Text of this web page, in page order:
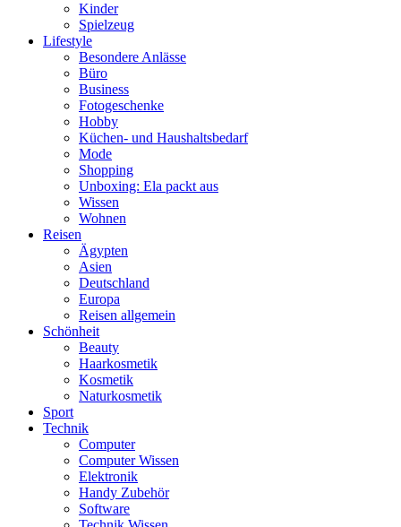
Kinder
Spielzeug
Lifestyle
Besondere Anlässe
Büro
Business
Fotogeschenke
Hobby
Küchen- und Haushaltsbedarf
Mode
Shopping
Unboxing: Ela packt aus
Wissen
Wohnen
Reisen
Ägypten
Asien
Deutschland
Europa
Reisen allgemein
Schönheit
Beauty
Haarkosmetik
Kosmetik
Naturkosmetik
Sport
Technik
Computer
Computer Wissen
Elektronik
Handy Zubehör
Software